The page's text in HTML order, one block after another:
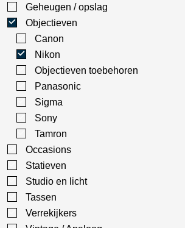
Geheugen / opslag
Objectieven
Canon
Nikon
Objectieven toebehoren
Panasonic
Sigma
Sony
Tamron
Occasions
Statieven
Studio en licht
Tassen
Verrekijkers